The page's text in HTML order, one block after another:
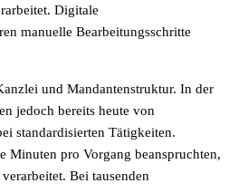
Digitale
manuelle Bearbeitungsschritte
und Mandantenstruktur. In der
jedoch bereits heute von
standardisierten Tätigkeiten.
Minuten pro Vorgang beanspruchten,
Bei tausenden